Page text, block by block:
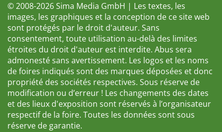
© 2008-2026 Sima Media GmbH | Les textes, les
images, les graphiques et la conception de ce site web
sont protégés par le droit d'auteur. Sans
consentement, toute utilisation au-delà des limites
étroites du droit d'auteur est interdite. Abus sera
admonesté sans avertissement. Les logos et les noms
de foires indiqués sont des marques déposées et donc
propriété des sociétés respectives. Sous réserve de
modification ou d’erreur ! Les changements des dates
et des lieux d'exposition sont réservés à l’organisateur
respectif de la foire. Toutes les données sont sous
réserve de garantie.